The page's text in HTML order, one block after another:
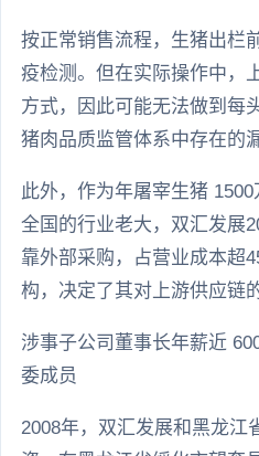
按正常销售流程，生猪出栏
疫检测。但在实际操作中，
方式，因此可能无法做到每
猪肉品质监管体系中存在的
此外，作为年屠宰生猪
全国的行业老大，双汇发展
靠外部采购，占营业成本超
构，决定了其对上游供应链
涉事子公司董事长年薪近
委成员
2008年，双汇发展和黑龙江